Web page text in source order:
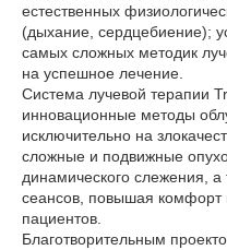
естественных
(дыхание, сердцебиение);
самых сложных методик
на успешное лечение.
Система лучевой терапии
инновационные методы
исключительно на
сложные и подвижные
динамического слежения,
сеансов, повышая комфорт
пациентов.
Благотворительным